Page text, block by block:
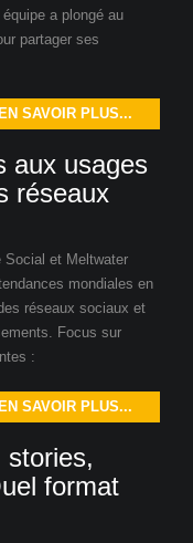
a plongé au
partager ses
EN SAVOIR PLUS...
aux usages
réseaux
Social et Meltwater
mondiales en
réseaux sociaux et
Focus sur
:
EN SAVOIR PLUS...
stories,
format